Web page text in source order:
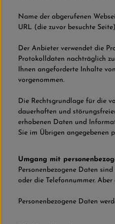
Name der abgerufenen
URL (die zuvor besuchte
Der Anbieter verwendet die
Protokolldaten nachträglich
Ihnen angeforderte Inhalte
vorgenommen.
Die Rechtsgrundlage für die
dauerhaften und
erhobenen Daten und
Sie im Übrigen angegebenen
Umgang mit
Personenbezogene Daten
oder die Telefonnummer.
Personenbezogene Daten